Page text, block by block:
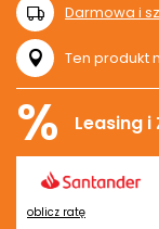
Darmowa i
Ten produkt
% Leasing
oblicz ratę